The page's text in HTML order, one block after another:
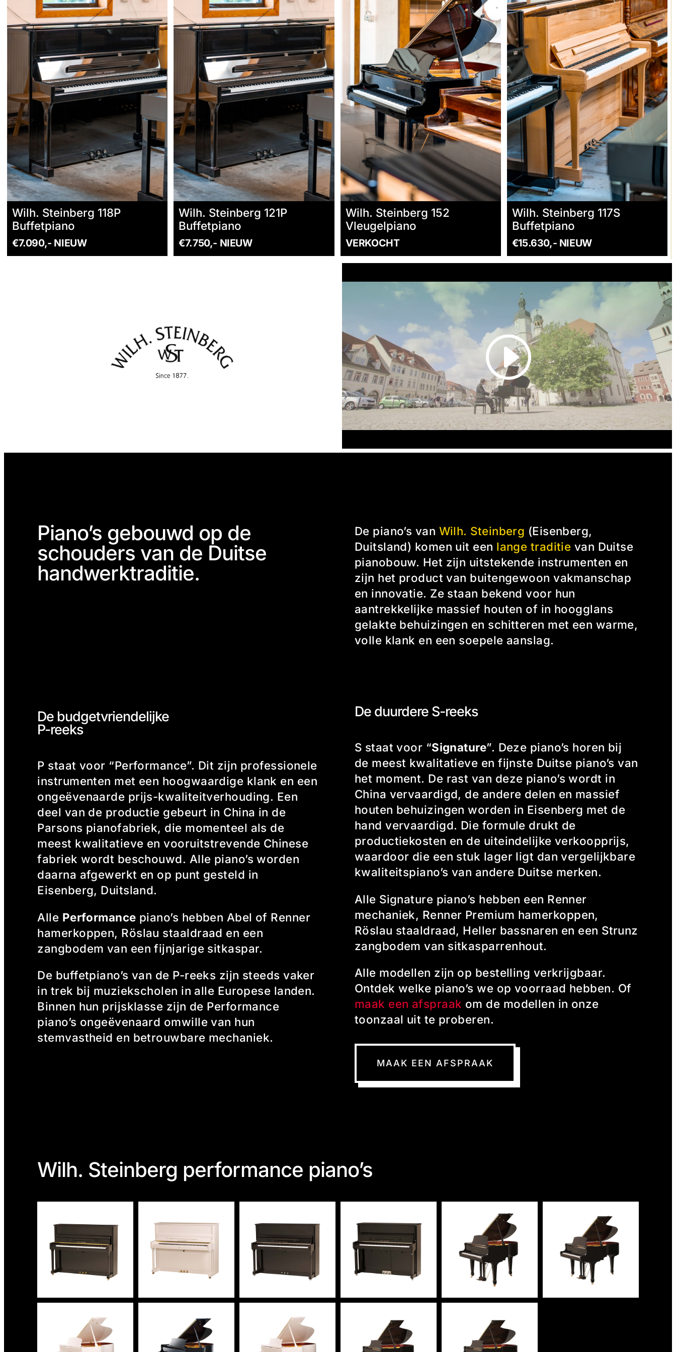
Wilh. Steinberg 118P
Buffetpiano
€7.090,- NIEUW
Wilh. Steinberg 121P
Buffetpiano
€7.750,- NIEUW
Wilh. Steinberg 152
Vleugelpiano
VERKOCHT
Wilh. Steinberg 117S
Buffetpiano
€15.630,- NIEUW
Piano’s gebouwd op de
schouders van de Duitse
handwerktraditie.
De piano’s van Wilh. Steinberg (Eisenberg,
Duitsland) komen uit een lange traditie van Duitse
pianobouw. Het zijn uitstekende instrumenten en
zijn het product van buitengewoon vakmanschap
en innovatie. Ze staan bekend voor hun
aantrekkelijke massief houten of in hoogglans
gelakte behuizingen en schitteren met een warme,
volle klank en een soepele aanslag.
De budget­vriendelijke
P-reeks
P staat voor “Performance”. Dit zijn professionele
instrumenten met een hoogwaardige klank en een
ongeëvenaarde prijs-kwaliteitverhouding. Een
deel van de productie gebeurt in China in de
Parsons pianofabriek, die momenteel als de
meest kwalitatieve en vooruitstrevende Chinese
fabriek wordt beschouwd. Alle piano’s worden
daarna afgewerkt en op punt gesteld in
Eisenberg, Duitsland.
Alle Performance piano’s hebben Abel of Renner
hamerkoppen, Röslau staaldraad en een
zangbodem van een fijnjarige sitkaspar.
De buffetpiano’s van de P-reeks zijn steeds vaker
in trek bij muziekscholen in alle Europese landen.
Binnen hun prijsklasse zijn de Performance
piano’s ongeëvenaard omwille van hun
stemvastheid en betrouwbare mechaniek.
De duurdere S-reeks
S staat voor “Signature”. Deze piano’s horen bij
de meest kwalitatieve en fijnste Duitse piano’s van
het moment. De rast van deze piano’s wordt in
China vervaardigd, de andere delen en massief
houten behuizingen worden in Eisenberg met de
hand vervaardigd. Die formule drukt de
productiekosten en de uiteindelijke verkoopprijs,
waardoor die een stuk lager ligt dan vergelijkbare
kwaliteitspiano’s van andere Duitse merken.
Alle Signature piano’s hebben een Renner
mechaniek, Renner Premium hamerkoppen,
Röslau staaldraad, Heller bassnaren en een Strunz
zangbodem van sitkasparrenhout.
Alle modellen zijn op bestelling verkrijgbaar.
Ontdek welke piano’s we op voorraad hebben. Of
maak een afspraak om de modellen in onze
toonzaal uit te proberen.
MAAK EEN AFSPRAAK
Wilh. Steinberg performance piano’s